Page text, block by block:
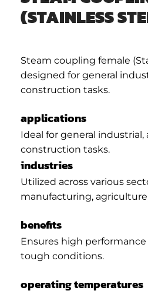
(STAINLESS
Steam coupling female
designed for general
construction tasks.
applications
Ideal for general industrial,
construction tasks.
industries
Utilized across various
manufacturing,
benefits
Ensures high
tough conditions.
operating temperatures